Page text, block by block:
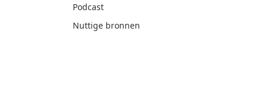
Podcast
Nuttige bronnen